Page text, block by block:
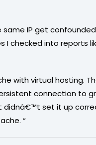
IP get
I checked into reports
with virtual hosting.
connection to
set it up
“